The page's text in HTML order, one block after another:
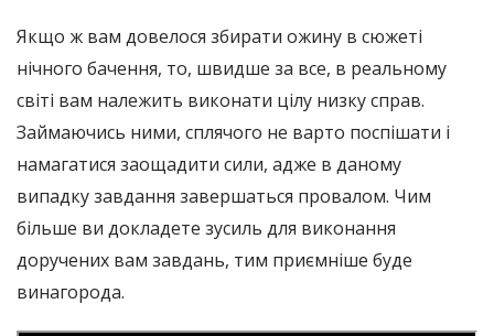
Якщо ж вам довелося збирати ожину в сюжеті
нічного бачення, то, швидше за все, в реальному
світі вам належить виконати цілу низку справ.
Займаючись ними, сплячого не варто поспішати і
намагатися заощадити сили, адже в даному
випадку завдання завершаться провалом. Чим
більше ви докладете зусиль для виконання
доручених вам завдань, тим приємніше буде
винагорода.